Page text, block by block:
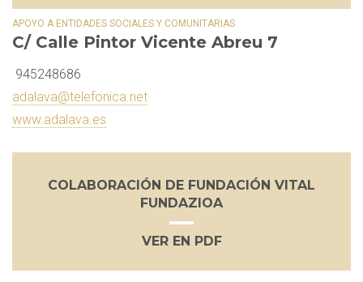
APOYO A ENTIDADES SOCIALES Y COMUNITARIAS
C/ Calle Pintor Vicente Abreu 7
945248686
adalava@telefonica.net
www.adalava.es
COLABORACIÓN DE FUNDACIÓN VITAL
FUNDAZIOA
VER EN PDF